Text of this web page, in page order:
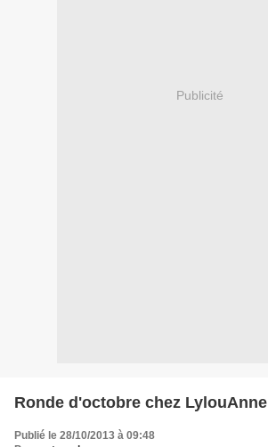
Publicité
Ronde d'octobre chez LylouAnne
Publié le 28/10/2013 à 09:48